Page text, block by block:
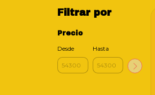
Filtrar por
Precio
Desde Hasta